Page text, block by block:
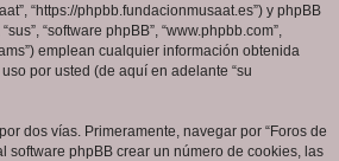
“https://phpbb.fundacionmusaat.es”) y phpBB
“software phpBB”, “www.phpbb.com”,
emplean cualquier información obtenida
por usted (de aquí en adelante “su
dos vías. Primeramente, navegar por “Foros de
software phpBB crear un número de cookies, las